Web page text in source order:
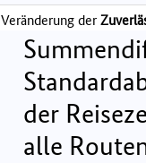
Veränderung der
der
alle